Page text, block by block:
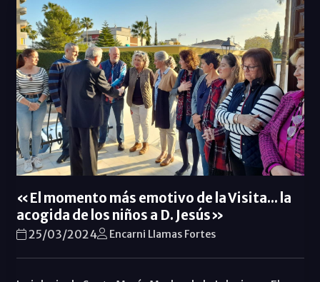
«El momento más emotivo de la Visita... la
acogida de los niños a D. Jesús»
25/03/2024 Encarni Llamas Fortes